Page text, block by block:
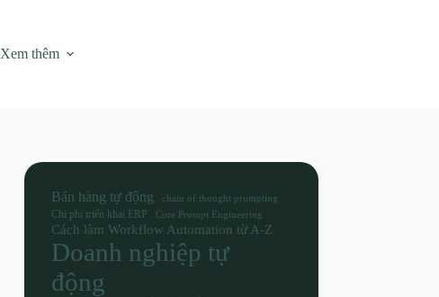
Xem thêm
Bán hàng tự động chain of thought prompting
Chi phí triển khai ERP Core Prompt Engineering
Cách làm Workflow Automation từ A-Z
Doanh nghiệp tự
động